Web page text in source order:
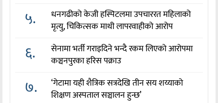
५.
धनगढीको केजी हस्पिटलमा उपचाररत महिलाको
मृत्यु, चिकित्सक माथी लापरवाहीको आरोप
६.
सेनामा भर्ती गराइदिने भन्दै रकम लिएको आरोपमा
कञ्चनपुरका हरिस पक्राउ
७.
‘गेटामा यही शैत्रिक सत्रदेखि तीन सय शय्याको
शिक्षण अस्पताल सञ्चालन हुन्छ’